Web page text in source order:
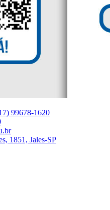
99678-1620
1851, Jales-SP